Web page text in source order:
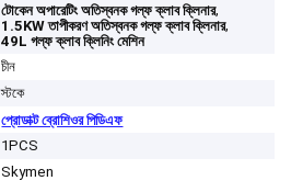
টোকেন অপারেটিং অতিস্বনক গল্ফ ক্লাব ক্লিনার,
1.5KW তাপীকরণ অতিস্বনক গল্ফ ক্লাব ক্লিনার,
49L গল্ফ ক্লাব ক্লিনিং মেশিন
চীন
স্টকে
প্রোডাক্ট ব্রোশিওর পিডিএফ
1PCS
Skymen